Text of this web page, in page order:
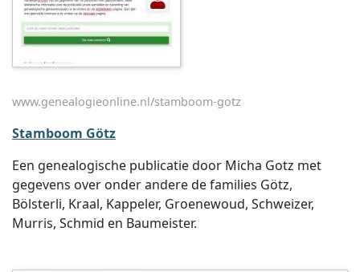
www.genealogieonline.nl/stamboom-gotz
Stamboom Götz
Een genealogische publicatie door Micha Gotz met
gegevens over onder andere de families Götz,
Bölsterli, Kraal, Kappeler, Groenewoud, Schweizer,
Murris, Schmid en Baumeister.